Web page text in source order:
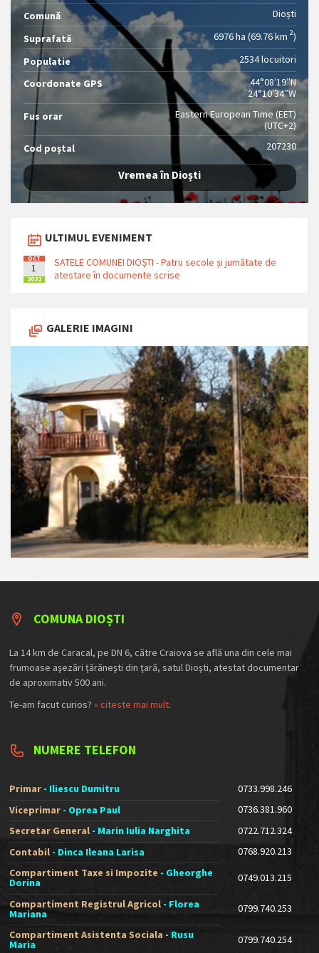
Comună
Dioști
Suprafată
6976 ha (69.76 km 2)
Populatie
2534 locuitori
Coordonate GPS
44°08′19″N
24°10′34″W
Fus orar
Eastern European Time (EET)
(UTC+2)
Cod poștal
207230
Vremea în Dioști
ULTIMUL EVENIMENT
OCT
1
2022
SATELE COMUNEI DIOȘTI - Patru secole și jumătate de
atestare în documente scrise
GALERIE IMAGINI
COMUNA DIOȘTI
La 14 km de Caracal, pe DN 6, către Craiova se află una din cele mai
frumoase aşezări ţărăneşti din ţară, satul Dioşti, atestat documentar
de aproximativ 500 ani.
Te-am facut curios?» citeste mai mult.
NUMERE TELEFON
Primar - Iliescu Dumitru
0733.998.246
Viceprimar - Oprea Paul
0736.381.960
Secretar General - Marin Iulia Narghita
0722.712.324
Contabil - Dinca Ileana Larisa
0768.920.213
Compartiment Taxe si Impozite - Gheorghe
Dorina 0749.013.215
Compartiment Registrul Agricol - Florea
Mariana 0799.740.253
Compartiment Asistenta Sociala - Rusu
Maria 0799.740.254